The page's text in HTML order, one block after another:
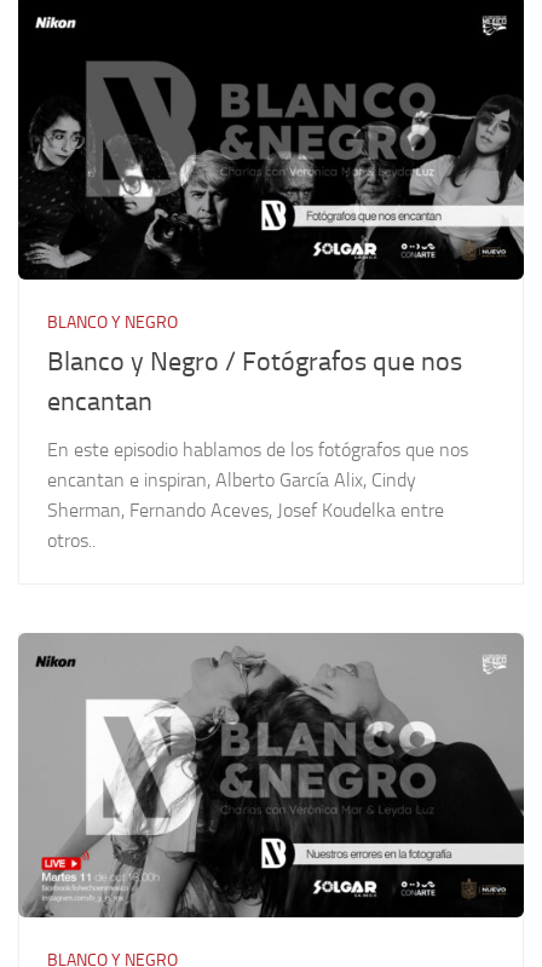
BLANCO Y NEGRO
Blanco y Negro / Fotógrafos que nos
encantan
En este episodio hablamos de los fotógrafos que nos
encantan e inspiran, Alberto García Alix, Cindy
Sherman, Fernando Aceves, Josef Koudelka entre
otros..
BLANCO Y NEGRO